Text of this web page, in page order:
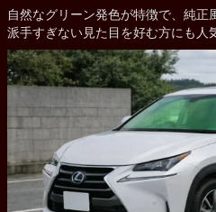
自然なグリーン発色が特徴で、純正
派手すぎない見た目を好む方にも人